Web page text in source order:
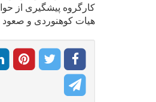
کارگروه پیشگیری از
هیات کوهنوردی و